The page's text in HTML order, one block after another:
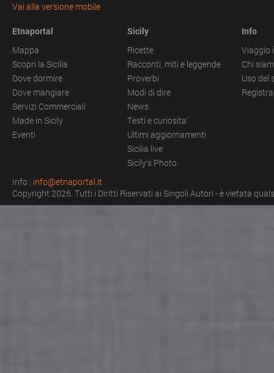
Vai alla versione mobile
Etnaportal
Mappa
Scopri la Sicilia
Dove dormire
Dove mangiare
Servizi Commerciali
Made in Sicily
Eventi
Sicily
Ricette
Racconti, miti e leggende
Proverbi
Modi di dire
News
Testi e curiosita'
Ultimi aggiornamenti
Sicilia live
Sicily's Photo
Info
Viaggio
Chi
Uso del
Info : info@etnaportal.it
Copyright 2026. Tutti i Diritti Riservati ai Singoli Autori - è vietata